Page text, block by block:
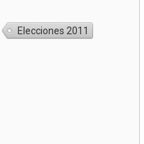
Elecciones 2011